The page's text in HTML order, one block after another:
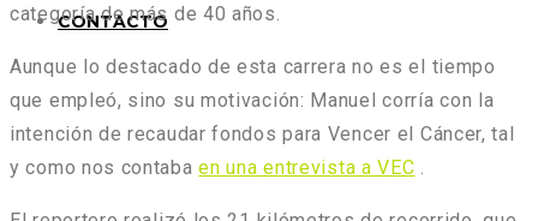
CONTACTO
categoría de más de 40 años.
Aunque lo destacado de esta carrera no es el tiempo
que empleó, sino su motivación: Manuel corría con la
intención de recaudar fondos para Vencer el Cáncer, tal
y como nos contabaen una entrevista a VEC .